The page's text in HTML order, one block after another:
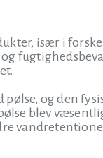
især i
og den
blev